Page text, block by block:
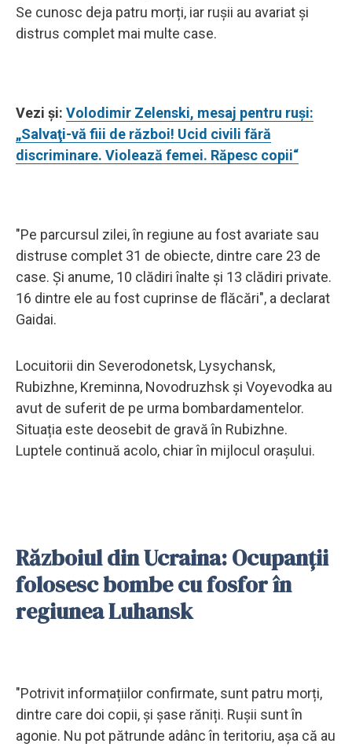
Se cunosc deja patru morți, iar rușii au avariat și
distrus complet mai multe case.
Vezi și: Volodimir Zelenski, mesaj pentru ruşi:
„Salvaţi-vă fiii de război! Ucid civili fără
discriminare. Violează femei. Răpesc copii“
"Pe parcursul zilei, în regiune au fost avariate sau
distruse complet 31 de obiecte, dintre care 23 de
case. Și anume, 10 clădiri înalte și 13 clădiri private.
16 dintre ele au fost cuprinse de flăcări", a declarat
Gaidai.
Locuitorii din Severodonetsk, Lysychansk,
Rubizhne, Kreminna, Novodruzhsk și Voyevodka au
avut de suferit de pe urma bombardamentelor.
Situația este deosebit de gravă în Rubizhne.
Luptele continuă acolo, chiar în mijlocul orașului.
Războiul din Ucraina: Ocupanții
folosesc bombe cu fosfor în
regiunea Luhansk
"Potrivit informațiilor confirmate, sunt patru morți,
dintre care doi copii, și șase răniți. Rușii sunt în
agonie. Nu pot pătrunde adânc în teritoriu, așa că au